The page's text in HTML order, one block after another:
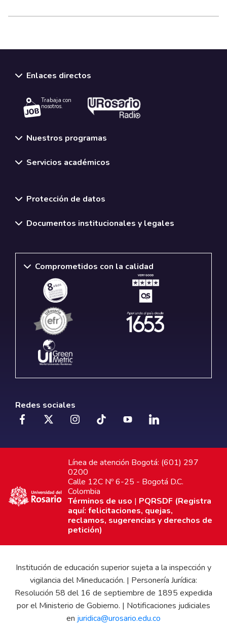
Enlaces directos
Trabaja con
nosotros.
Nuestros programas
Servicios académicos
Protección de datos
Documentos institucionales y legales
Comprometidos con la calidad
Redes sociales
Línea de atención Bogotá: (601) 297
0200
Calle 12C Nº 6-25 - Bogotá D.C.
Colombia
Términos de uso | PQRSDF (Registra
aquí: felicitaciones, quejas,
reclamos, sugerencias y derechos de
petición)
Institución de educación superior sujeta a la inspección y
vigilancia del Mineducación. | Personería Jurídica:
Resolución 58 del 16 de septiembre de 1895 expedida
por el Ministerio de Gobierno. | Notificaciones judiciales
en juridica@urosario.edu.co